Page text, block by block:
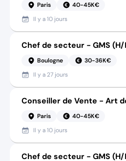
Paris
40-45K€
Il y a10 jours
Chef de secteur - GMS (H/
Boulogne
30-36K€
Il y a 27 jours
Conseiller de Vente - Art
Paris
40-45K€
Il y a10 jours
Chef de secteur - GMS (H/